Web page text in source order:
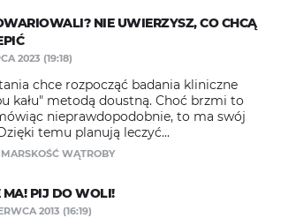
NIE UWIERZYSZ, CO CHCĄ
2023 (19:18)
chce rozpocząć badania kliniczne
kału" metodą doustną. Choć brzmi to
nieprawdopodobnie, to ma swój
temu planują leczyć...
MARSKOŚĆ WĄTROBY
MA! PIJ DO WOLI!
2013 (16:19)